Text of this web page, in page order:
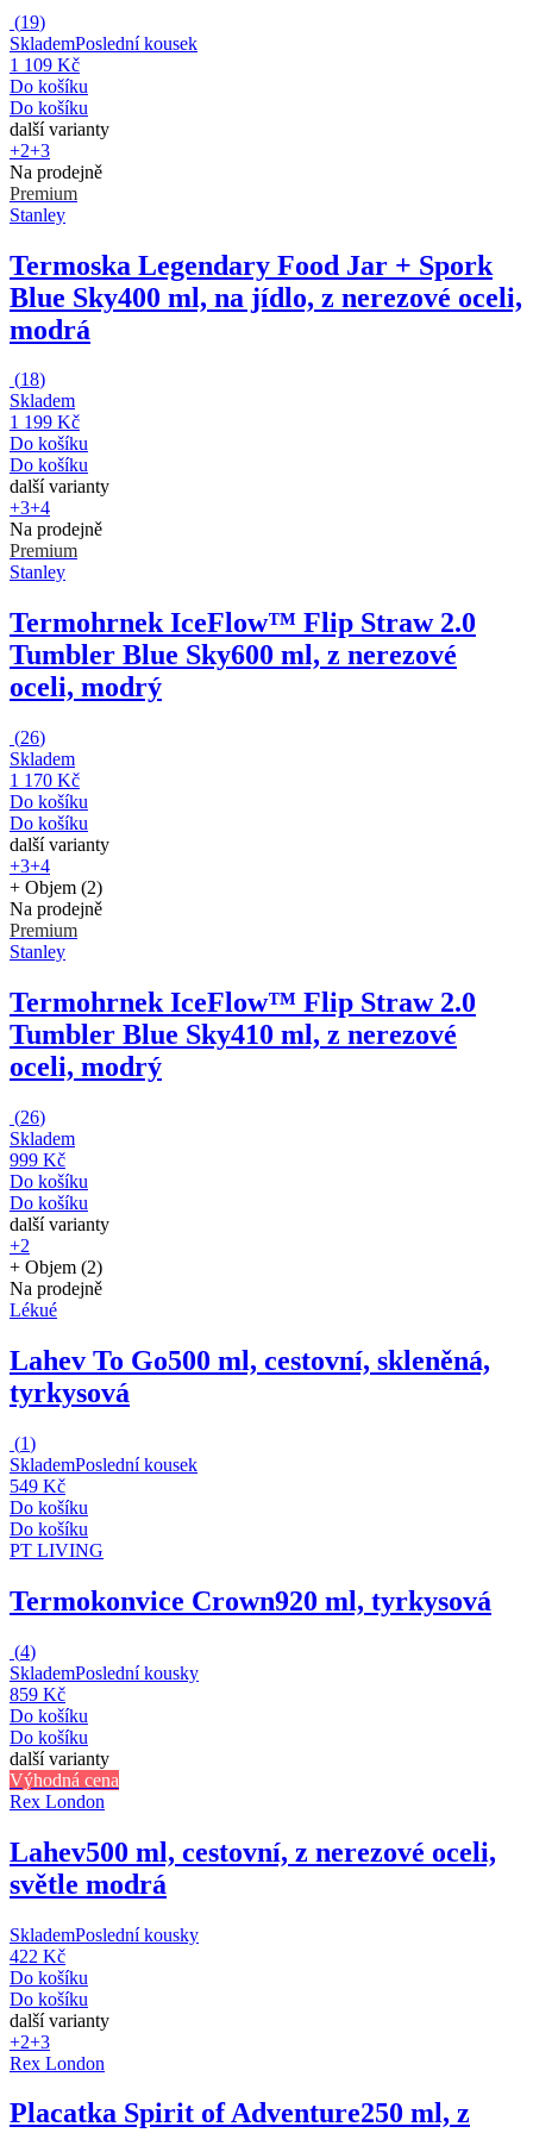
(19)
SklademPoslední kousek
1 109 Kč
Do košíku
Do košíku
další varianty
+2+3
Na prodejně
Premium
Stanley
Termoska Legendary Food Jar + Spork
Blue Sky400 ml, na jídlo, z nerezové oceli,
modrá
(18)
Skladem
1 199 Kč
Do košíku
Do košíku
další varianty
+3+4
Na prodejně
Premium
Stanley
Termohrnek IceFlow™ Flip Straw 2.0
Tumbler Blue Sky600 ml, z nerezové
oceli, modrý
(26)
Skladem
1 170 Kč
Do košíku
Do košíku
další varianty
+3+4
+ Objem (2)
Na prodejně
Premium
Stanley
Termohrnek IceFlow™ Flip Straw 2.0
Tumbler Blue Sky410 ml, z nerezové
oceli, modrý
(26)
Skladem
999 Kč
Do košíku
Do košíku
další varianty
+2
+ Objem (2)
Na prodejně
Lékué
Lahev To Go500 ml, cestovní, skleněná,
tyrkysová
(1)
SklademPoslední kousek
549 Kč
Do košíku
Do košíku
PT LIVING
Termokonvice Crown920 ml, tyrkysová
(4)
SklademPoslední kousky
859 Kč
Do košíku
Do košíku
další varianty
Výhodná cena
Rex London
Lahev500 ml, cestovní, z nerezové oceli,
světle modrá
SklademPoslední kousky
422 Kč
Do košíku
Do košíku
další varianty
+2+3
Rex London
Placatka Spirit of Adventure250 ml, z